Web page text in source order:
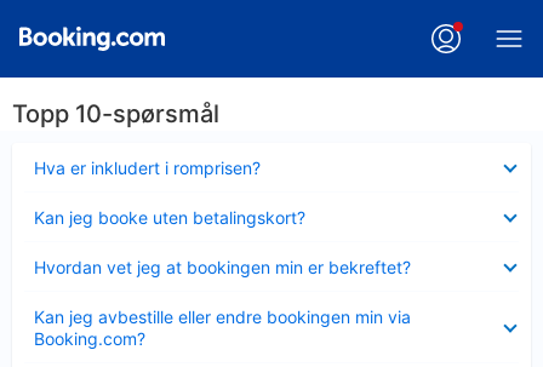
Topp 10-spørsmål
Hva er inkludert i romprisen?
mindre
Kan jeg booke uten betalingskort?
mindre
Hvordan vet jeg at bookingen min er bekreftet?
mindre
Kan jeg avbestille eller endre bookingen min via
Booking.com?
mindre